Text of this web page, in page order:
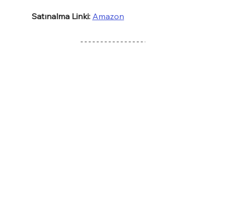
Satınalma Linki: Amazon